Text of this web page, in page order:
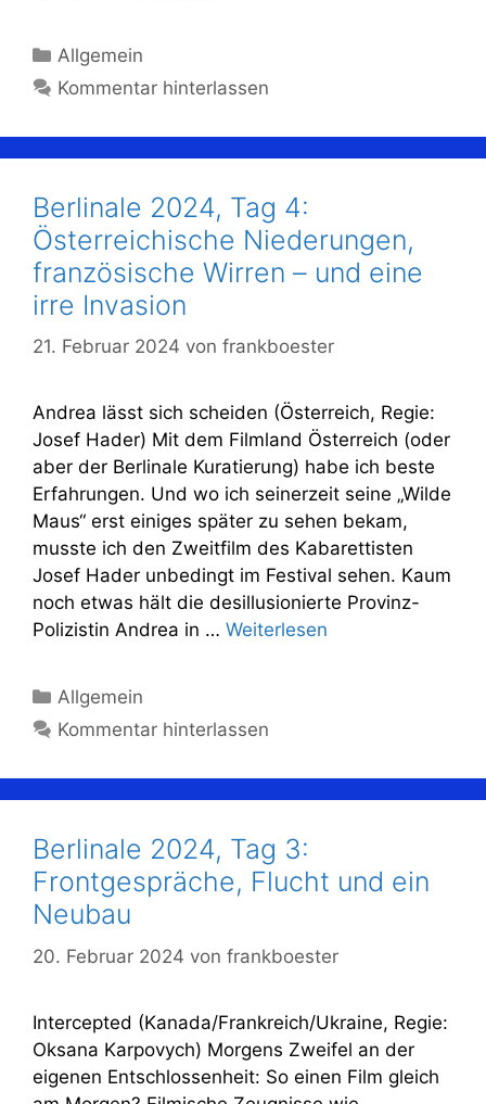
Kategorien
Allgemein
Kommentar hinterlassen
Berlinale 2024, Tag 4:
Österreichische Niederungen,
französische Wirren – und eine
irre Invasion
21. Februar 2024 von frankboester
Andrea lässt sich scheiden (Österreich, Regie:
Josef Hader) Mit dem Filmland Österreich (oder
aber der Berlinale Kuratierung) habe ich beste
Erfahrungen. Und wo ich seinerzeit seine „Wilde
Maus“ erst einiges später zu sehen bekam,
musste ich den Zweitfilm des Kabarettisten
Josef Hader unbedingt im Festival sehen. Kaum
noch etwas hält die desillusionierte Provinz-
Polizistin Andrea in … Weiterlesen
Kategorien
Allgemein
Kommentar hinterlassen
Berlinale 2024, Tag 3:
Frontgespräche, Flucht und ein
Neubau
20. Februar 2024 von frankboester
Intercepted (Kanada/Frankreich/Ukraine, Regie:
Oksana Karpovych) Morgens Zweifel an der
eigenen Entschlossenheit: So einen Film gleich